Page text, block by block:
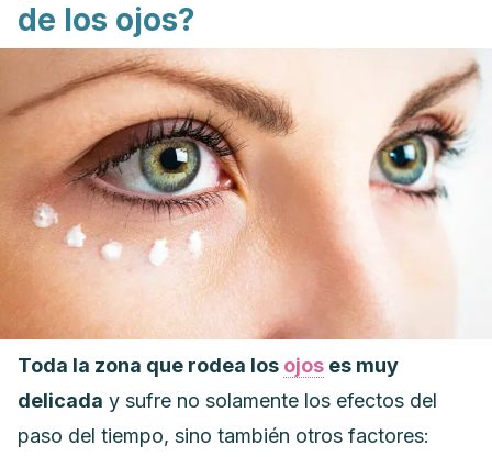
de los ojos?
Toda la zona que rodea los ojos es muy
delicada y sufre no solamente los efectos del
paso del tiempo, sino también otros factores: